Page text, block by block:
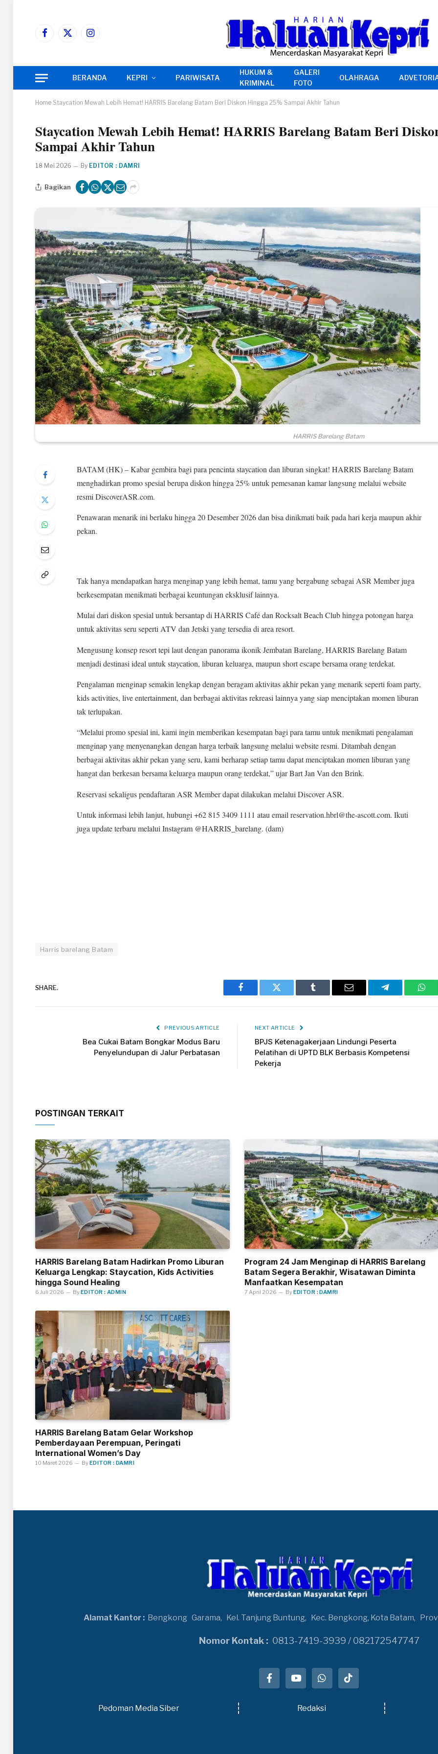
Facebook
X
Instagram
BERANDA KEPRI PARIWISATA
HUKUM &
KRIMINAL
GALERI
FOTO
OLAHRAGA
Home Staycation Mewah Lebih Hemat! HARRIS Barelang Batam Beri Diskon Hingga 25% Sampai Akhir Tahun
Staycation Mewah Lebih Hemat! HARRIS Barelang Batam Beri
Sampai Akhir Tahun
18 Mei 2026 By EDITOR : DAMRI
Bagikan
HARRIS Barelang Batam
BATAM (HK) – Kabar gembira bagi para pencinta staycation dan liburan singkat! HARRIS Barelang Batam
menghadirkan promo spesial berupa diskon hingga 25% untuk pemesanan kamar langsung melalui website
resmi DiscoverASR.com.
Penawaran menarik ini berlaku hingga 20 Desember 2026 dan bisa dinikmati baik pada hari kerja maupun akhir
pekan.
Tak hanya mendapatkan harga menginap yang lebih hemat, tamu yang bergabung sebagai ASR Member juga
berkesempatan menikmati berbagai keuntungan eksklusif lainnya.
Mulai dari diskon spesial untuk bersantap di HARRIS Café dan Rocksalt Beach Club hingga potongan harga
untuk aktivitas seru seperti ATV dan Jetski yang tersedia di area resort.
Mengusung konsep resort tepi laut dengan panorama ikonik Jembatan Barelang, HARRIS Barelang Batam
menjadi destinasi ideal untuk staycation, liburan keluarga, maupun short escape bersama orang terdekat.
Pengalaman menginap semakin lengkap dengan beragam aktivitas akhir pekan yang menarik seperti foam party,
kids activities, live entertainment, dan berbagai aktivitas rekreasi lainnya yang siap menciptakan momen liburan
tak terlupakan.
“Melalui promo spesial ini, kami ingin memberikan kesempatan bagi para tamu untuk menikmati pengalaman
menginap yang menyenangkan dengan harga terbaik langsung melalui website resmi. Ditambah dengan
berbagai aktivitas akhir pekan yang seru, kami berharap setiap tamu dapat menciptakan momen liburan yang
hangat dan berkesan bersama keluarga maupun orang terdekat,” ujar Bart Jan Van den Brink.
Reservasi sekaligus pendaftaran ASR Member dapat dilakukan melalui Discover ASR.
Untuk informasi lebih lanjut, hubungi +62 815 3409 1111 atau email reservation.hbrl@the-ascott.com. Ikuti
juga update terbaru melalui Instagram @HARRIS_barelang. (dam)
Harris barelang Batam
SHARE.
Facebook Twitter Tumblr Email Telegram
PREVIOUS ARTICLE
Bea Cukai Batam Bongkar Modus Baru
Penyelundupan di Jalur Perbatasan
NEXT ARTICLE
BPJS Ketenagakerjaan Lindungi Peserta
Pelatihan di UPTD BLK Berbasis Kompetensi
Pekerja
POSTINGAN TERKAIT
HARRIS Barelang Batam Hadirkan Promo Liburan
Keluarga Lengkap: Staycation, Kids Activities
hingga Sound Healing
6 Juli 2026 ByEDITOR : ADMIN
Program 24 Jam Menginap di HARRIS Barelang
Batam Segera Berakhir, Wisatawan Diminta
Manfaatkan Kesempatan
7 April 2026 ByEDITOR : DAMRI
HARRIS Barelang Batam Gelar Workshop
Pemberdayaan Perempuan, Peringati
International Women’s Day
10 Maret 2026 ByEDITOR : DAMRI
Alamat Kantor : Bengkong Garama, Kel. Tanjung Buntung, Kec. Bengkong, Kota Batam,
Nomor Kontak : 0813-7419-3939 / 082172547747
Pedoman Media Siber Redaksi